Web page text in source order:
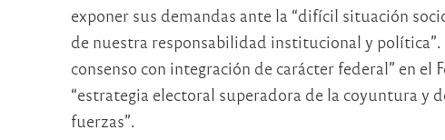
exponer sus demandas ante la “difícil situación
de nuestra responsabilidad institucional y
consenso con integración de carácter federal” en el
“estrategia electoral superadora de la coyuntura y
fuerzas”.